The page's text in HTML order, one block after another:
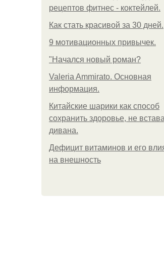
рецептов фитнес - коктейлей.
Как стать красивой за 30 дней.
9 мотивационных привычек.
"Начался новый роман?
Valeria Ammirato. Основная
информация.
Китайские шарики как способ
сохранить здоровье, не
дивана.
Дефицит витаминов и его
на внешность